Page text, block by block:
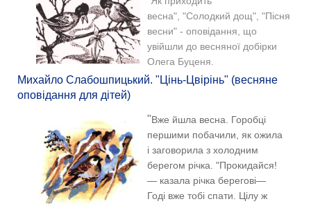
весна", "Солодкий дощ", "Пісня
весни" - оповідання, що
увійшли до весняної добірки
Олега Буценя.
Михайло Слабошпицький. "Цінь-Цвірінь" (весняне
оповідання для дітей)
"Вже йшла весна. Горобці
першими побачили, як ожила
і заговорила з холодним
берегом річка. "Прокидайся!
— казала річка берегові—
Годі вже тобі спати. Цілу ж